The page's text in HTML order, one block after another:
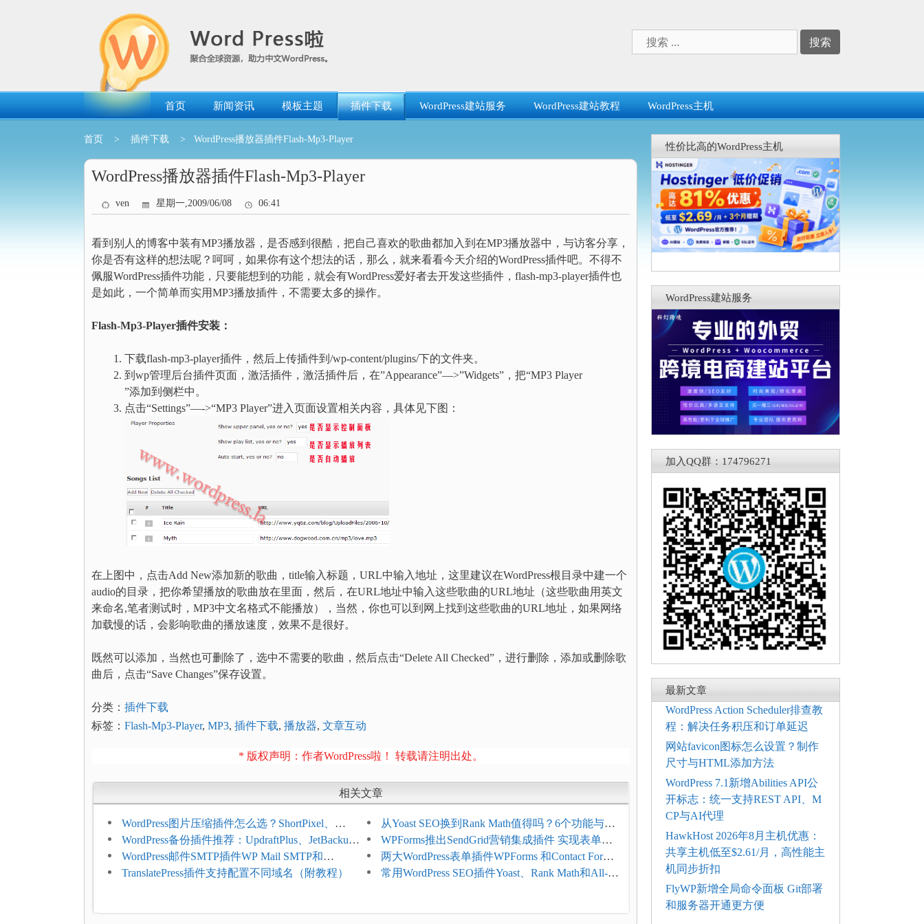
索：
首页 新闻资讯 模板主题 插件下载 WordPress建站服务 WordPress建站教程 WordPress主机
首页 > 插件下载 > WordPress播放器插件Flash-Mp3-Player
WordPress播放器插件Flash-Mp3-Player
ven 星期一,2009/06/08 06:41
看到别人的博客中装有MP3播放器，是否感到很酷，把自己喜欢的歌曲都加入到在MP3播放器中，与访客分享，
你是否有这样的想法呢？呵呵，如果你有这个想法的话，那么，就来看看今天介绍的WordPress插件吧。不得不
佩服WordPress插件功能，只要能想到的功能，就会有WordPress爱好者去开发这些插件，flash-mp3-player插件也
是如此，一个简单而实用MP3播放插件，不需要太多的操作。
Flash-Mp3-Player插件安装：
下载flash-mp3-player插件，然后上传插件到/wp-content/plugins/下的文件夹。
到wp管理后台插件页面，激活插件，激活插件后，在”Appearance”—>”Widgets”，把“MP3 Player
”添加到侧栏中。
点击“Settings”—->“MP3 Player”进入页面设置相关内容，具体见下图：
在上图中，点击Add New添加新的歌曲，title输入标题，URL中输入地址，这里建议在WordPress根目录中建一个
audio的目录，把你希望播放的歌曲放在里面，然后，在URL地址中输入这些歌曲的URL地址（这些歌曲用英文
来命名,笔者测试时，MP3中文名格式不能播放），当然，你也可以到网上找到这些歌曲的URL地址，如果网络
加载慢的话，会影响歌曲的播放速度，效果不是很好。
既然可以添加，当然也可删除了，选中不需要的歌曲，然后点击“Delete All Checked”，进行删除，添加或删除歌
曲后，点击“Save Changes”保存设置。
分类： 插件下载
标签： Flash-Mp3-Player, MP3, 插件下载, 播放器, 文章互动
* 版权声明：作者WordPress啦！ 转载请注明出处。
相关文章
WordPress图片压缩插件怎么选？ShortPixel、
Imagify、Smush和EWWW全面对比
从Yoast SEO换到Rank Math值得吗？6个功能与切
换前检查清单
WordPress备份插件推荐：UpdraftPlus、JetBackup
和主机自动备份等方案
WPForms推出SendGrid营销集成插件 实现表单联
系人自动同步
WordPress邮件SMTP插件WP Mail SMTP和
FluentSMT对比评测
两大WordPress表单插件WPForms 和Contact Form 7
哪个好
TranslatePress插件支持配置不同域名（附教程）
常用WordPress SEO插件Yoast、Rank Math和All-in-
性价比高的WordPress主机
WordPress建站服务
加入QQ群：174796271
最新文章
WordPress Action Scheduler排查教
程：解决任务积压和订单延迟
网站favicon图标怎么设置？制作
尺寸与HTML添加方法
WordPress 7.1新增Abilities API公
开标志：统一支持REST API、M
CP与AI代理
HawkHost 2026年8月主机优惠：
共享主机低至$2.61/月，高性能主
机同步折扣
FlyWP新增全局命令面板 Git部署
和服务器开通更方便